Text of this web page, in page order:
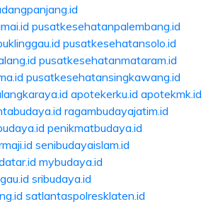
pusatkesehatanpalembang.id
pusatkesehatansolo.id
pusatkesehatanmataram.id
pusatkesehatansingkawang.id
apotekerku.id apotekmk.id
ragambudayajatim.id
penikmatbudaya.id
senibudayaislam.id
mybudaya.id
sribudaya.id
satlantaspolresklaten.id